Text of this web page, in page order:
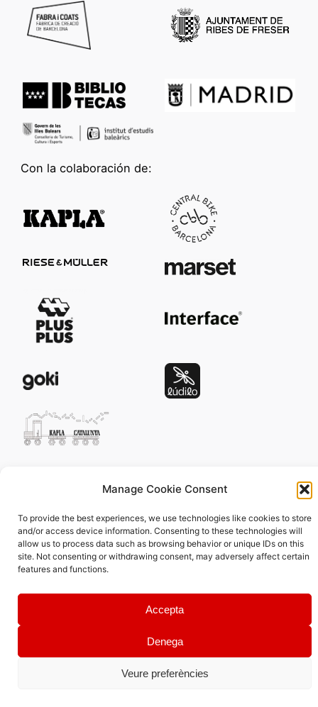
Manage Cookie Consent
To provide the best experiences, we use technologies like cookies to store
and/or access device information. Consenting to these technologies will
allow us to process data such as browsing behavior or unique IDs on this
site. Not consenting or withdrawing consent, may adversely affect certain
features and functions.
Accepta
Denega
Veure preferències
Con la colaboración de:
© 2023 Tantàgora. All rights reserved.
Política de privacidad